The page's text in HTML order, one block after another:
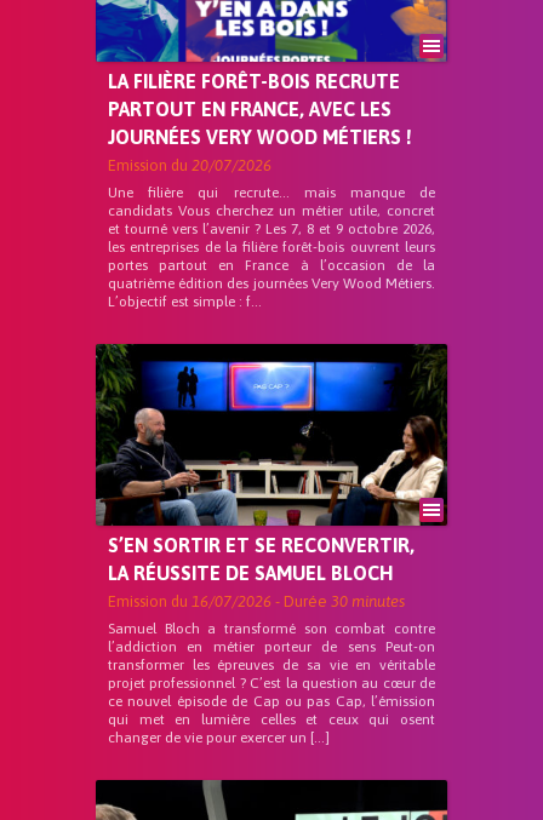
LA FILIÈRE FORÊT-BOIS RECRUTE
PARTOUT EN FRANCE, AVEC LES
JOURNÉES VERY WOOD MÉTIERS !
Emission du 20/07/2026
Une filière qui recrute… mais manque de
candidats Vous cherchez un métier utile, concret
et tourné vers l’avenir ? Les 7, 8 et 9 octobre 2026,
les entreprises de la filière forêt-bois ouvrent leurs
portes partout en France à l’occasion de la
quatrième édition des journées Very Wood Métiers.
L’objectif est simple : f...
S’EN SORTIR ET SE RECONVERTIR,
LA RÉUSSITE DE SAMUEL BLOCH
Emission du 16/07/2026 - Durée 30 minutes
Samuel Bloch a transformé son combat contre
l’addiction en métier porteur de sens Peut-on
transformer les épreuves de sa vie en véritable
projet professionnel ? C’est la question au cœur de
ce nouvel épisode de Cap ou pas Cap, l’émission
qui met en lumière celles et ceux qui osent
changer de vie pour exercer un […]